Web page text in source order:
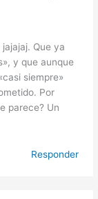
Que ya
y que aunque
siempre»
Por
parece? Un
Responder